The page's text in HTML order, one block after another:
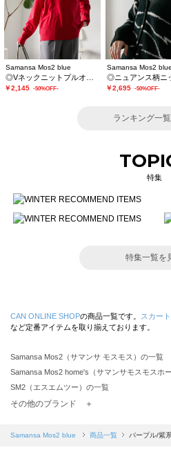
Samansa Mos2 blue
￥2,145 -50%OFF-
Samansa Mos2 blue
◎ニュアンス柄ニ
￥2,695 -50%OFF-
ランキング一
特集
特集一覧を
CAN ONLINE SHOPの商品一覧です。 スカート
など定番アイテムを取り揃えております。
Samansa Mos2（サマンサ モスモス）の一覧
Samansa Mos2 home's（サマンサモスモスホ
SM2（エスエムツー）の一覧
TSUHARU by Samansa Mos2（ツハルバイサ
Samansa Mos2 blue（サマンサモスモス ブルー
その他のブランド ＋
Samansa Mos2 blue 商品一覧 パープル/紫